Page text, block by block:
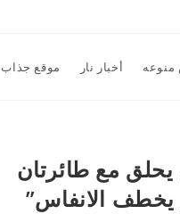
منوعه أخبار نار موقع جذاب
مع طائرتان
يخطف الانفاس”